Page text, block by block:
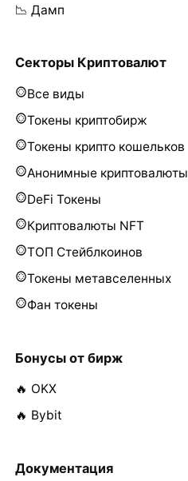
📉 Дамп
Секторы Криптовалют
Все виды
Токены криптобирж
Токены крипто кошельков
Анонимные криптовалюты
DeFi Токены
Криптовалюты NFT
ТОП Стейблкоинов
Токены метавселенных
Фан токены
Бонусы от бирж
🔥 OKX
🔥 Bybit
Документация